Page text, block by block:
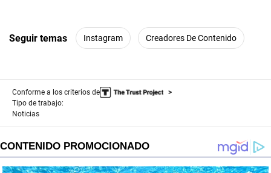
Seguir temas Instagram Creadores De Contenido
Conforme a los criterios de
Tipo de trabajo:
Noticias